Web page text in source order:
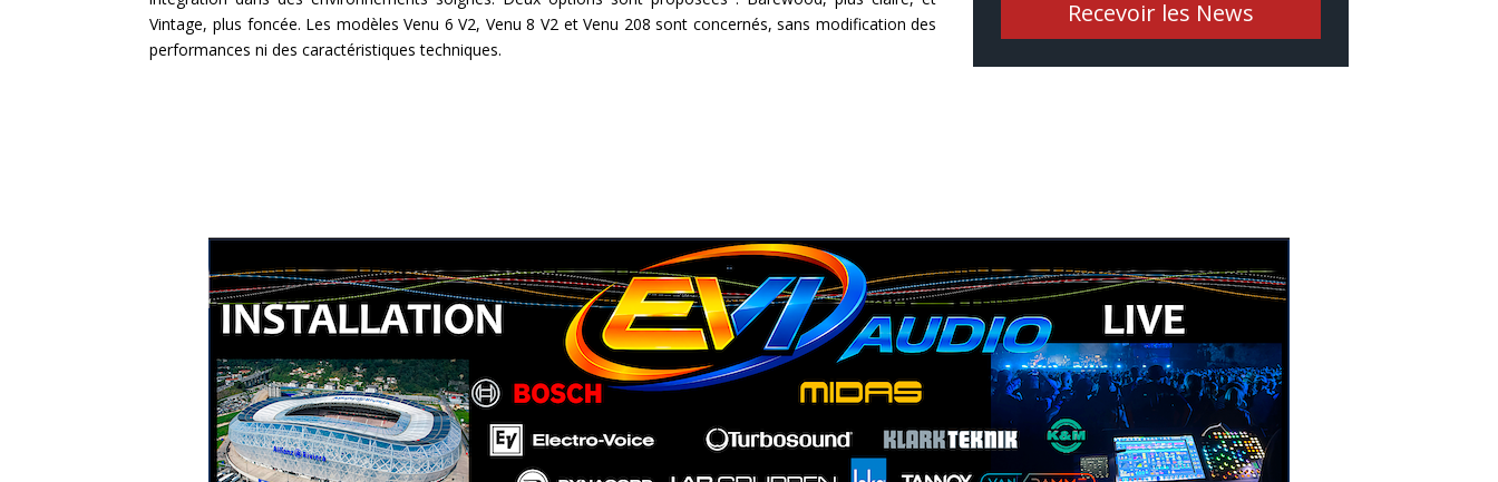
Vintage, plus foncée. Les modèles Venu 6 V2, Venu 8 V2 et Venu 208 sont concernés, sans modification des
performances ni des caractéristiques techniques.
Recevoir les News